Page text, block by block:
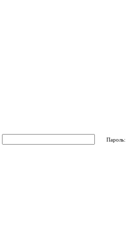
Пароль: